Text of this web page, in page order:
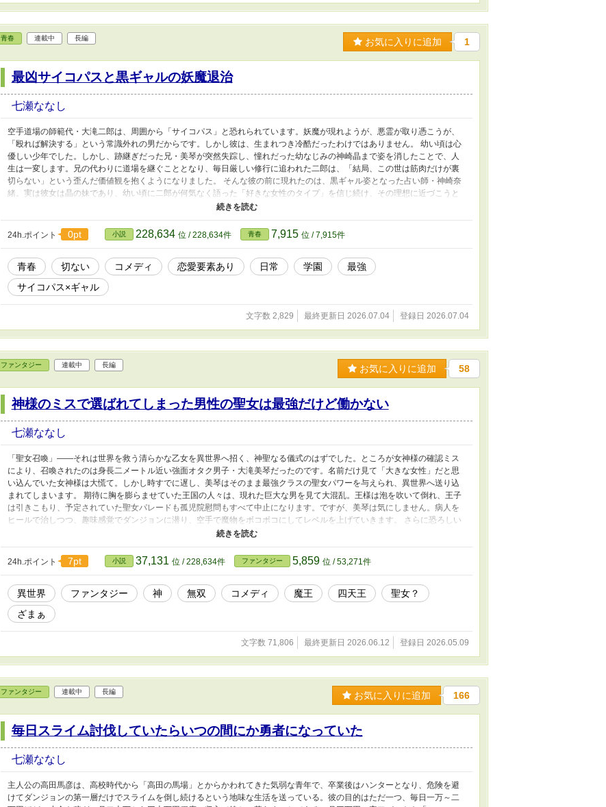
青春 連載中 長編 お気に入りに追加 1
最凶サイコパスと黒ギャルの妖魔退治
七瀬ななし
空手道場の師範代・大滝二郎は、周囲から「サイコパス」と恐れられています。妖魔が現れようが、悪霊が取り憑こうが、
「殴れば解決する」という常識外れの男だからです。しかし彼は、生まれつき冷酷だったわけではありません。 幼い頃は心
優しい少年でした。しかし、跡継ぎだった兄・美琴が突然失踪し、憧れだった幼なじみの神崎晶まで姿を消したことで、人
生は一変します。兄の代わりに道場を継ぐこととなり、毎日厳しい修行に追われた二郎は、「結局、この世は筋肉だけが裏
切らない」という歪んだ価値観を抱くようになりました。 そんな彼の前に現れたのは、黒ギャル姿となった占い師・神崎奈
緒。実は彼女は晶の妹であり、幼い頃に二郎が何気なく語った「好きな女性のタイプ」を信じ続け、その理想に近づこうと
して黒ギャルになった一途な少女でした。 未来を視る占い師と、すべてを拳で解決する空手家。霊能力も妖術も通じない相
なくて、とびきり痛快なオカルトバトルコメディです。
24h.ポイント 0pt 小説 228,634 位 / 228,634件 青春 7,915 位 / 7,915件
青春 切ない コメディ 恋愛要素あり 日常 学園
最強
サイコパス×ギャル
文字数 2,829 最終更新日 2026.07.04 登録日 2026.07.04
ファンタジー 連載中 長編 お気に入りに追加 58
神様のミスで選ばれてしまった男性の聖女は最強だけど働かない
七瀬ななし
「聖女召喚」――それは世界を救う清らかな乙女を異世界へ招く、神聖なる儀式のはずでした。ところが女神様の確認ミス
により、召喚されたのは身長二メートル近い強面オタク男子・大滝美琴だったのです。名前だけ見て「大きな女性」だと思
い込んでいた女神様は大慌て。しかし時すでに遅し、美琴はそのまま最強クラスの聖女パワーを与えられ、異世界へ送り込
まれてしまいます。 期待に胸を膨らませていた王国の人々は、現れた巨大な男を見て大混乱。王様は泡を吹いて倒れ、王子
は引きこもり、予定されていた聖女パレードも孤児院慰問もすべて中止になります。ですが、美琴は気にしません。病人を
ヒールで治しつつ、趣味感覚でダンジョンに潜り、空手で魔物をボコボコにしてレベルを上げていきます。 さらに恐ろしい
のは、暗殺に来る魔王軍四天王たちが次々と返り討ちに遭うこと。執事、ギルド副マスターなど、怪しすぎる連中が潜り込
のスピード出世。本人は「静かにダンジョン通いしたいだけ」なのに、周囲だけが勝手に英雄視していくのでした。 これ
は、最強なのにまったく聖女らしくない男が、勘違いと拳とヒールで世界を救ってしまう異世界コメディです。
24h.ポイント 7pt 小説 37,131 位 / 228,634件 ファンタジー 5,859 位 / 53,271件
異世界 ファンタジー 神 無双 コメディ 魔王 四天王
聖女？
ざまぁ
文字数 71,806 最終更新日 2026.06.12 登録日 2026.05.09
ファンタジー 連載中 長編 お気に入りに追加 166
毎日スライム討伐していたらいつの間にか勇者になっていた
七瀬ななし
主人公の高田馬彦は、高校時代から「高田の馬場」とからかわれてきた気弱な青年で、卒業後はハンターとなり、危険を避
けてダンジョンの第一層だけでスライムを倒し続けるという地味な生活を送っている。彼の目的はただ一つ、毎日一万～二